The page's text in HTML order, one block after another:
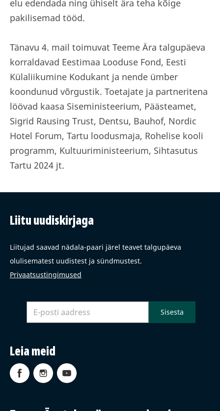
elu edendada ning ühiselt ära teha kõige
pakilisemad tööd.
Tänavu 4. mail toimuvat Teeme Ära talgupäeva
korraldavad Eestimaa Looduse Fond, Eesti
Külaliikumine Kodukant ja nende ümber
koondunud võrgustik. Toetajate ja partneritena
löövad kaasa Siseministeerium, Päästeamet,
Sigrid Rausing Trust, Dentsu, Bauhof, Nordic
Hotel Forum, Tartu loodusmaja, Rohelise kooli
programm, Kultuuriministeerium, Sihtasutus
Tartu 2024 jt.
Liitu uudiskirjaga
Liitujad saavad nädala-paari järel teavet talgupäeva
olulisematest uudistest ja sündmustest.
Privaatsustingimused
Leia meid